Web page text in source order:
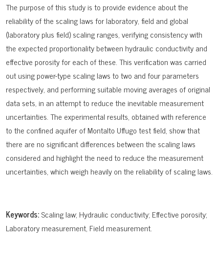
The purpose of this study is to provide evidence about the
reliability of the scaling laws for laboratory, field and global
(laboratory plus field) scaling ranges, verifying consistency with
the expected proportionality between hydraulic conductivity and
effective porosity for each of these. This verification was carried
out using power-type scaling laws to two and four parameters
respectively, and performing suitable moving averages of original
data sets, in an attempt to reduce the inevitable measurement
uncertainties. The experimental results, obtained with reference
to the confined aquifer of Montalto Uffugo test field, show that
there are no significant differences between the scaling laws
considered and highlight the need to reduce the measurement
uncertainties, which weigh heavily on the reliability of scaling laws.
Keywords:Scaling law; Hydraulic conductivity; Effective porosity;
Laboratory measurement, Field measurement.